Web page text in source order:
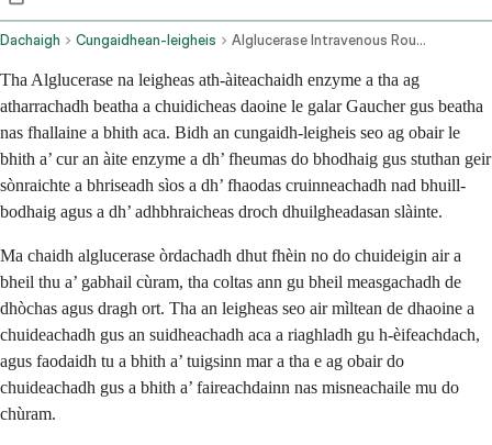
Dachaigh Cungaidhean-leigheis Alglucerase Intravenous Route
Tha Alglucerase na leigheas ath-àiteachaidh enzyme a tha ag
atharrachadh beatha a chuidicheas daoine le galar Gaucher gus beatha
nas fhallaine a bhith aca. Bidh an cungaidh-leigheis seo ag obair le
bhith a’ cur an àite enzyme a dh’ fheumas do bhodhaig gus stuthan geir
sònraichte a bhriseadh sìos a dh’ fhaodas cruinneachadh nad bhuill-
bodhaig agus a dh’ adhbhraicheas droch dhuilgheadasan slàinte.
Ma chaidh alglucerase òrdachadh dhut fhèin no do chuideigin air a
bheil thu a’ gabhail cùram, tha coltas ann gu bheil measgachadh de
dhòchas agus dragh ort. Tha an leigheas seo air mìltean de dhaoine a
chuideachadh gus an suidheachadh aca a riaghladh gu h-èifeachdach,
agus faodaidh tu a bhith a’ tuigsinn mar a tha e ag obair do
chuideachadh gus a bhith a’ faireachdainn nas misneachaile mu do
chùram.